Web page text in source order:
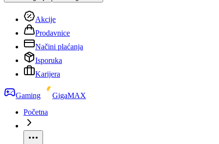
Akcije
Prodavnice
Načini plaćanja
Isporuka
Karijera
Gaming
GigaMAX
Početna